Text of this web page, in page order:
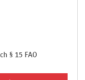
§ 15 FAO